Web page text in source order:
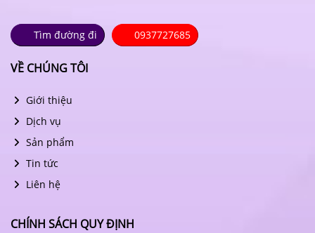
Tìm đường đi 0937727685
VỀ CHÚNG TÔI
Giới thiệu
Dịch vụ
Sản phẩm
Tin tức
Liên hệ
CHÍNH SÁCH QUY ĐỊNH